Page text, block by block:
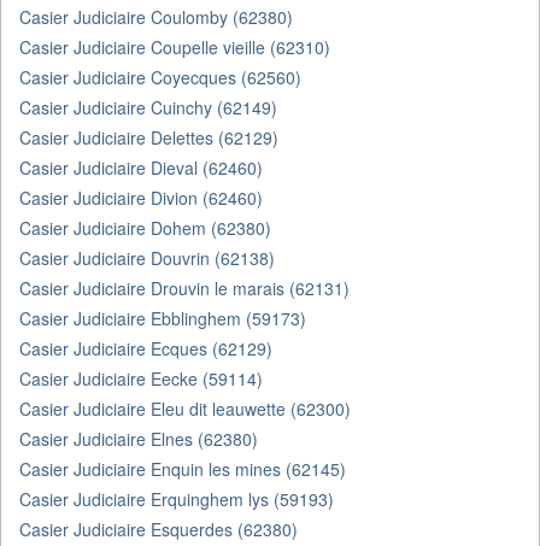
Casier Judiciaire Coulomby (62380)
Casier Judiciaire Coupelle vieille (62310)
Casier Judiciaire Coyecques (62560)
Casier Judiciaire Cuinchy (62149)
Casier Judiciaire Delettes (62129)
Casier Judiciaire Dieval (62460)
Casier Judiciaire Divion (62460)
Casier Judiciaire Dohem (62380)
Casier Judiciaire Douvrin (62138)
Casier Judiciaire Drouvin le marais (62131)
Casier Judiciaire Ebblinghem (59173)
Casier Judiciaire Ecques (62129)
Casier Judiciaire Eecke (59114)
Casier Judiciaire Eleu dit leauwette (62300)
Casier Judiciaire Elnes (62380)
Casier Judiciaire Enquin les mines (62145)
Casier Judiciaire Erquinghem lys (59193)
Casier Judiciaire Esquerdes (62380)